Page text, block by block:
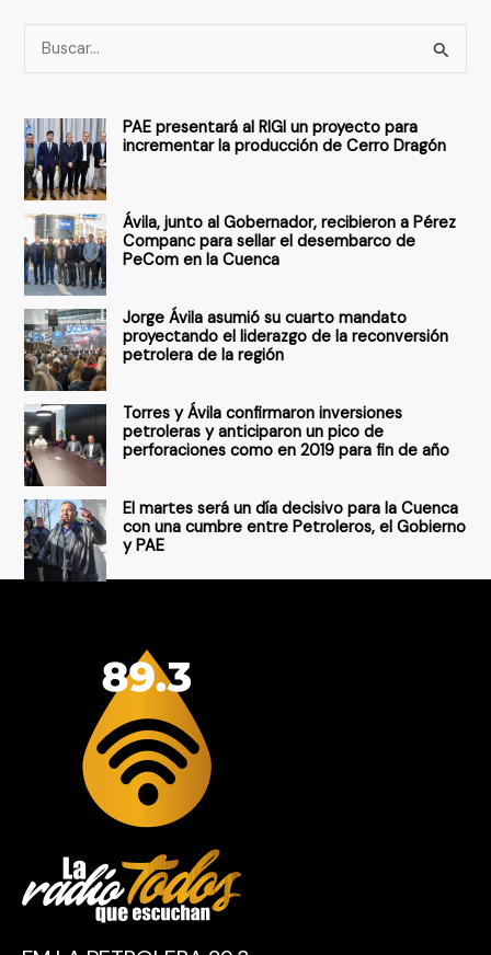
u
c
a
r
o
r
:
PAE presentará al RIGI un proyecto para
incrementar la producción de Cerro Dragón
Ávila, junto al Gobernador, recibieron a Pérez
Companc para sellar el desembarco de
PeCom en la Cuenca
Jorge Ávila asumió su cuarto mandato
proyectando el liderazgo de la reconversión
petrolera de la región
Torres y Ávila confirmaron inversiones
petroleras y anticiparon un pico de
perforaciones como en 2019 para fin de año
El martes será un día decisivo para la Cuenca
con una cumbre entre Petroleros, el Gobierno
y PAE